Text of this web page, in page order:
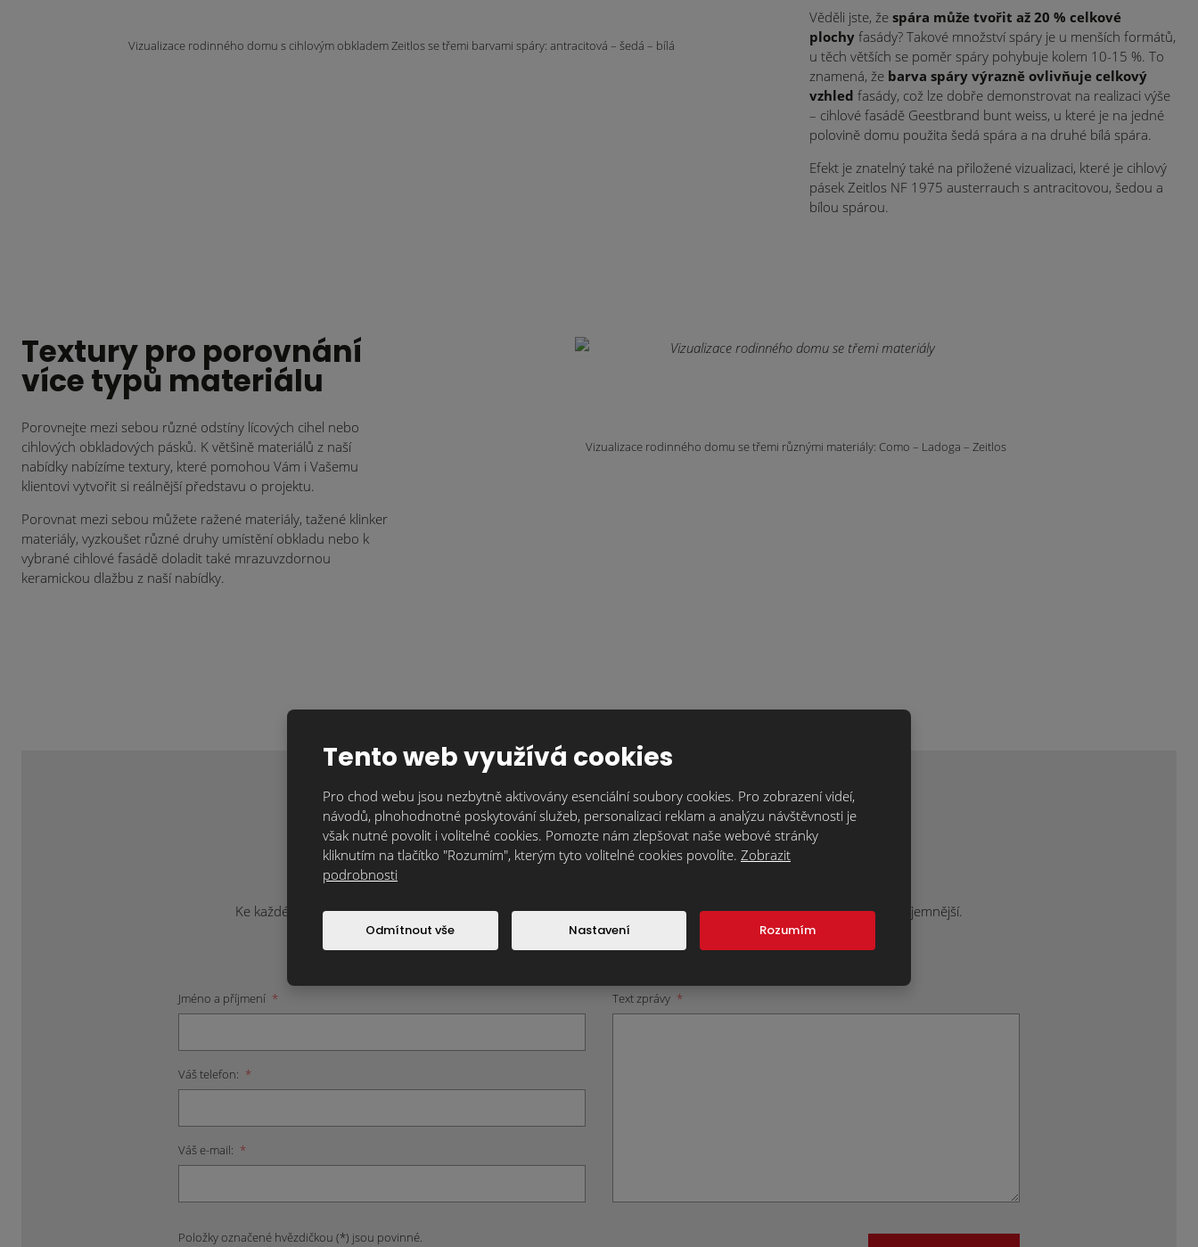
Vizualizace rodinného domu s cihlovým obkladem Zeitlos se třemi barvami spáry: antracitová – šedá – bílá
Věděli jste, že spára může tvořit až 20 % celkové
plochy fasády? Takové množství spáry je u menších formátů,
u těch větších se poměr spáry pohybuje kolem 10-15 %. To
znamená, žebarva spáry výrazně ovlivňuje celkový
vzhled fasády, což lze dobře demonstrovat na realizaci výše
– cihlové fasádě Geestbrand bunt weiss, u které je na jedné
polovině domu použita šedá spára a na druhé bílá spára.
Efekt je znatelný také na přiložené vizualizaci, které je cihlový
pásek Zeitlos NF 1975 austerrauch s antracitovou, šedou a
bílou spárou.
Textury pro porovnání
více typů materiálu
Porovnejte mezi sebou různé odstíny lícových cihel nebo
cihlových obkladových pásků. K většině materiálů z naší
nabídky nabízíme textury, které pomohou Vám i Vašemu
klientovi vytvořit si reálnější představu o projektu.
Porovnat mezi sebou můžete ražené materiály, tažené klinker
materiály, vyzkoušet různé druhy umístění obkladu nebo k
vybrané cihlové fasádě doladit také mrazuvzdornou
keramickou dlažbu z naší nabídky.
Vizualizace rodinného domu se třemi různými materiály: Como – Ladoga – Zeitlos
Spolupracujte s největším dodavatelem
cihel a obkladových pásků.
Ke každému projektu přistupujeme individuálně, protože každý je originál. Kontaktujte nás tak, jak je vám to nejpříjemnější.
E-mailem na
info@klinkercentrum.cznebo přes kontaktní formulář.
Jméno a příjmení *
Váš telefon: *
Váš e-mail: *
Položky označené hvězdičkou (*) jsou povinné.
Text zprávy *
Tento web využívá cookies
Pro chod webu jsou nezbytně aktivovány esenciální soubory cookies. Pro zobrazení videí,
návodů, plnohodnotné poskytování služeb, personalizaci reklam a analýzu návštěvnosti je
však nutné povolit i volitelné cookies. Pomozte nám zlepšovat naše webové stránky
kliknutím na tlačítko "Rozumím", kterým tyto volitelné cookies povolíte. Zobrazit
podrobnosti
Odmítnout vše Nastavení Rozumím